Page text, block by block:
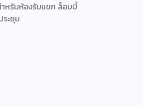
หรับห้องรับแขก ล็อบบี้
ะชุม